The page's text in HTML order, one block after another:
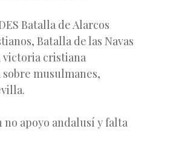
Batalla de Alarcos
Batalla de las Navas
victoria cristiana
musulmanes,
no apoyo andalusí y falta